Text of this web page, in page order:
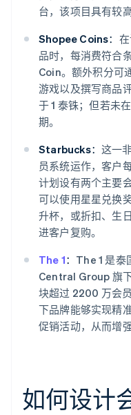
台，该项目具有较
Shopee Coins：
品时，每消费符合
Coin。额外积分可
游戏以及撰写商品
于 1 泰铢；但若未
期。
Starbucks： 这一
员系统运作，客户
计划设有两个主要
可以使用星星兑换
升杯，或折扣、生
进客户复购。
The 1： The 1 是泰
Central Group 旗
块超过 2200 万会
下品牌能够实现精
促销活动，从而增
如何设计